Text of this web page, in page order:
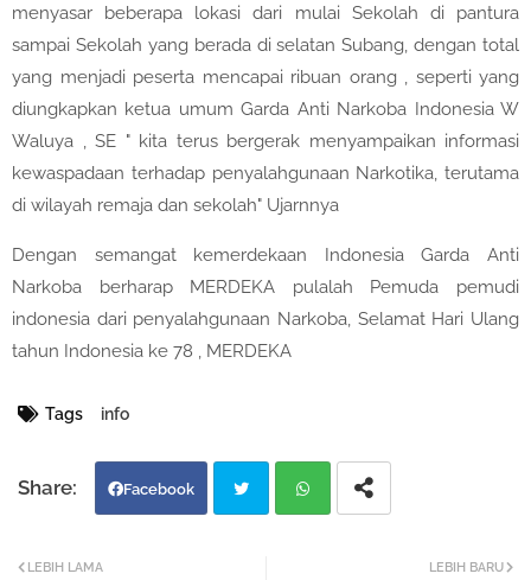
menyasar beberapa lokasi dari mulai Sekolah di pantura
sampai Sekolah yang berada di selatan Subang, dengan total
yang menjadi peserta mencapai ribuan orang , seperti yang
diungkapkan ketua umum Garda Anti Narkoba Indonesia W
Waluya , SE " kita terus bergerak menyampaikan informasi
kewaspadaan terhadap penyalahgunaan Narkotika, terutama
di wilayah remaja dan sekolah" Ujarnnya
Dengan semangat kemerdekaan Indonesia Garda Anti
Narkoba berharap MERDEKA pulalah Pemuda pemudi
indonesia dari penyalahgunaan Narkoba, Selamat Hari Ulang
tahun Indonesia ke 78 , MERDEKA
Tags info
Facebook
LEBIH BARU
LEBIH LAMA